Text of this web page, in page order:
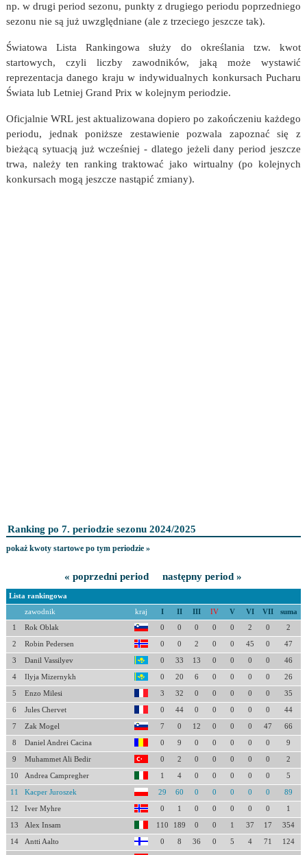
np. w drugi period sezonu, punkty z drugiego periodu poprzedniego
sezonu nie są już uwzględniane (ale z trzeciego jeszcze tak).
Światowa Lista Rankingowa służy do określania tzw. kwot
startowych, czyli liczby zawodników, jaką może wystawić
reprezentacja danego kraju w indywidualnych konkursach Pucharu
Świata lub Letniej Grand Prix w kolejnym periodzie.
Oficjalnie WRL jest aktualizowana dopiero po zakończeniu każdego
periodu, jednak poniższe zestawienie pozwala zapoznać się z
bieżącą sytuacją już wcześniej - dlatego jeżeli dany period jeszcze
trwa, należy ten ranking traktować jako wirtualny (po kolejnych
konkursach mogą jeszcze nastąpić zmiany).
Ranking po 7. periodzie sezonu 2024/2025
pokaż kwoty startowe po tym periodzie »
« poprzedni period następny period »
Lista rankingowa
zawodnik kraj I II III IV V VI VII suma
1 Rok Oblak 0 0 0 0 0 2 0 2
2 Robin Pedersen 0 0 2 0 0 45 0 47
3 Danil Vassilyev 0 33 13 0 0 0 0 46
4 Ilyja Mizernykh 0 20 6 0 0 0 0 26
5 Enzo Milesi 3 32 0 0 0 0 0 35
6 Jules Chervet 0 44 0 0 0 0 0 44
7 Zak Mogel 7 0 12 0 0 0 47 66
8 Daniel Andrei Cacina 0 9 0 0 0 0 0 9
9 Muhammet Ali Bedir 0 2 0 0 0 0 0 2
10 Andrea Campregher 1 4 0 0 0 0 0 5
11 Kacper Juroszek 29 60 0 0 0 0 0 89
12 Iver Myhre 0 1 0 0 0 0 0 1
13 Alex Insam 110 189 0 0 1 37 17 354
14 Antti Aalto 0 8 36 0 5 4 71 124